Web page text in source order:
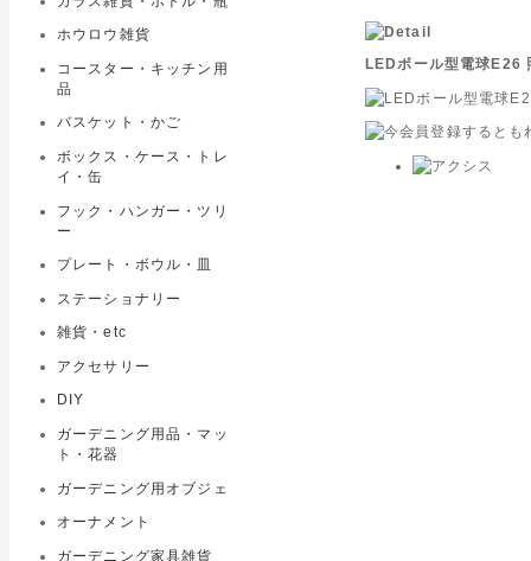
ホウロウ雑貨
コースター・キッチン用
品
バスケット・かご
ボックス・ケース・トレ
イ・缶
フック・ハンガー・ツリ
ー
プレート・ボウル・皿
ステーショナリー
雑貨・etc
アクセサリー
DIY
ガーデニング用品・マッ
ト・花器
ガーデニング用オブジェ
オーナメント
ガーデニング家具雑貨
LEDボール型電球E26